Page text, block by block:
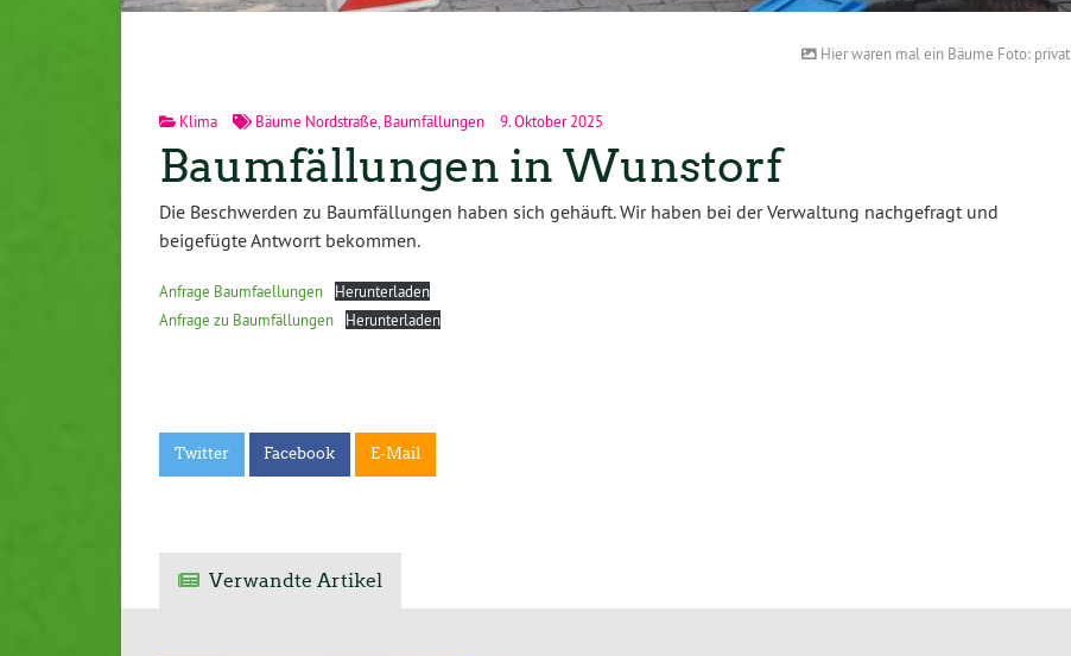
Hier waren mal ein Bäume Foto: privat
Klima Bäume Nordstraße Baumfällungen 9. Oktober 2025
Baumfällungen in Wunstorf
Die Beschwerden zu Baumfällungen haben sich gehäuft. Wir haben bei der Verwaltung nachgefragt und
beigefügte Antworrt bekommen.
Anfrage Baumfaellungen
Herunterladen
Anfrage zu Baumfällungen
Herunterladen
Twitter Facebook E-Mail
Verwandte Artikel